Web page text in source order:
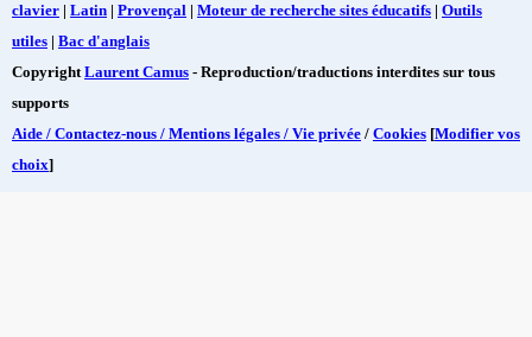
clavier | Latin | Provençal | Moteur de recherche sites éducatifs | Outils
utiles | Bac d'anglais
CopyrightLaurent Camus - Reproduction/traductions interdites sur tous
supports
Aide / Contactez-nous / Mentions légales / Vie privée / Cookies [Modifier vos
choix]